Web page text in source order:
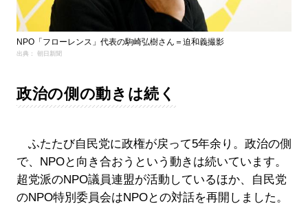
NPO「フローレンス」代表の駒崎弘樹さん＝迫和義撮影
出典： 朝日新聞
政治の側の動きは続く
ふたたび自民党に政権が戻って5年余り。政治の側
で、NPOと向き合おうという動きは続いています。
超党派のNPO議員連盟が活動しているほか、自民党
のNPO特別委員会はNPOとの対話を再開しました。